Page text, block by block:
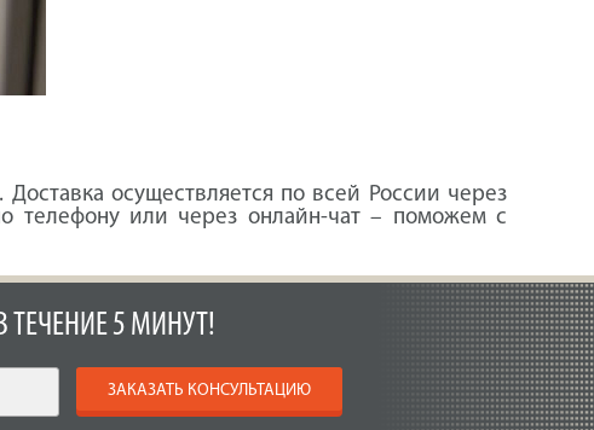
осуществляется по всей России через
телефону или через онлайн-чат – поможем с
ТЕЧЕНИЕ 5 МИНУТ!
ЗАКАЗАТЬ КОНСУЛЬТАЦИЮ